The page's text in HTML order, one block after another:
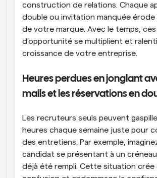
construction de relations. Chaque
double ou invitation manquée érode
de votre marque. Avec le temps,
d'opportunité se multiplient et
croissance de votre entreprise.
Heures perdues en jonglant
mails et les réservations en
Les recruteurs seuls peuvent
heures chaque semaine juste pour
des entretiens. Par exemple,
candidat se présentant à un
déjà été rempli. Cette situation crée